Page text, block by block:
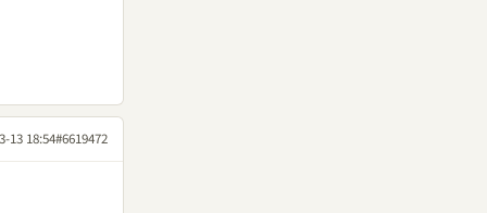
13 18:54#6619472